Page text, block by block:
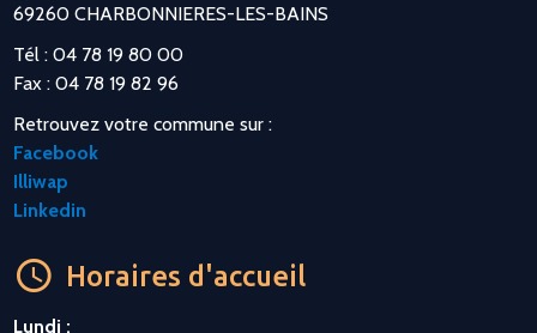
69260 CHARBONNIERES-LES-BAINS
Tél : 04 78 19 80 00
Fax : 04 78 19 82 96
Retrouvez votre commune sur :
Facebook
Illiwap
Linkedin
Horaires d'accueil
Lundi :